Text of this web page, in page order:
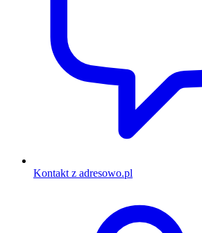
Kontakt z adresowo.pl